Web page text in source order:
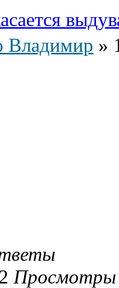
Владимир »
Просмотры